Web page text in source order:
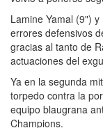
Lamine Yamal (9")
errores defensivos
gracias al tanto de
actuaciones del
Ya en la segunda
torpedo contra la
equipo blaugrana
Champions.